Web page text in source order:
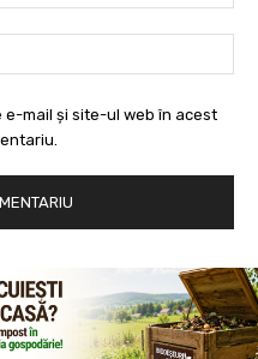
e-mail și site-ul web în acest